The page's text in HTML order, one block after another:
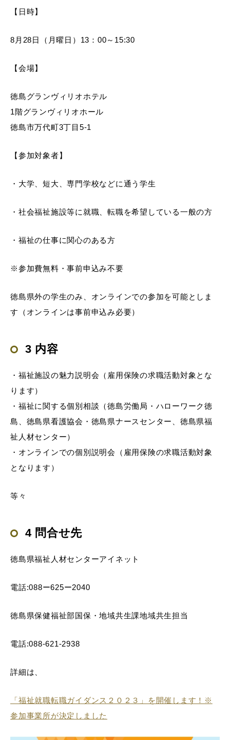
【日時】
8月28日（月曜日）13：00～15:30
【会場】
徳島グランヴィリオホテル
1階グランヴィリオホール
徳島市万代町3丁目5-1
【参加対象者】
・大学、短大、専門学校などに通う学生
・社会福祉施設等に就職、転職を希望している一般の方
・福祉の仕事に関心のある方
※参加費無料・事前申込み不要
徳島県外の学生のみ、オンラインでの参加を可能としま
す（オンラインは事前申込み必要）
3 内容
・福祉施設の魅力説明会（雇用保険の求職活動対象とな
ります）
・福祉に関する個別相談（徳島労働局・ハローワーク徳
島、徳島県看護協会・徳島県ナースセンター、徳島県福
祉人材センター）
・オンラインでの個別説明会（雇用保険の求職活動対象
となります）
等々
4 問合せ先
徳島県福祉人材センターアイネット
電話:088ー625ー2040
徳島県保健福祉部国保・地域共生課地域共生担当
電話:088-621-2938
詳細は、
「福祉就職転職ガイダンス２０２３」を開催します！※
参加事業所が決定しました